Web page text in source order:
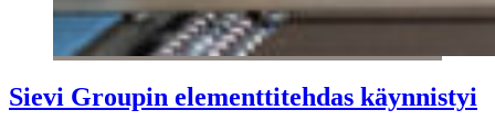
Sievi Groupin elementtitehdas käynnistyi